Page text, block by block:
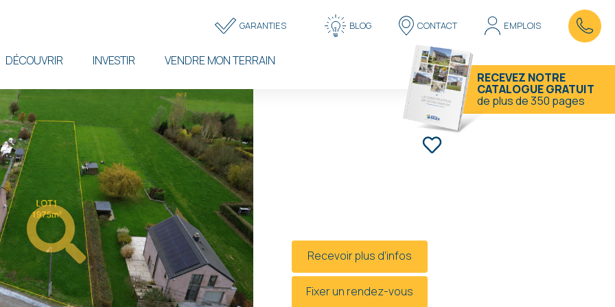
DÉCOUVRIR INVESTIR VENDRE MON TERRAIN
Topbar
menuGARANTIES BLOG CONTACT EMPLOIS
RECEVEZ NOTRE
CATALOGUE GRATUIT
de plus de 350 pages
Recevoir plus d’infos
Fixer un rendez-vous